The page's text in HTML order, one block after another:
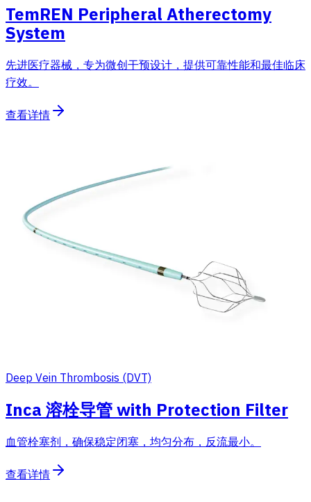
TemREN Peripheral Atherectomy
System
先进医疗器械，专为微创干预设计，提供可靠性能和最佳临床
疗效。
查看详情
Deep Vein Thrombosis (DVT)
Inca 溶栓导管 with Protection Filter
血管栓塞剂，确保稳定闭塞，均匀分布，反流最小。
查看详情